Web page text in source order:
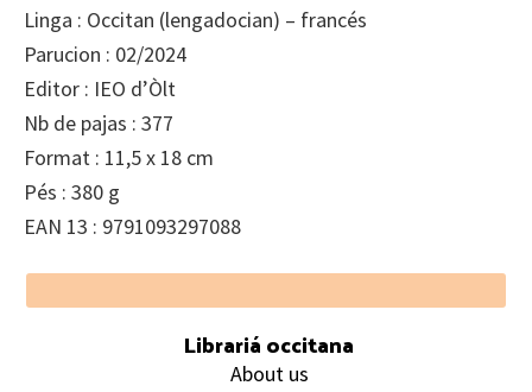
Linga : Occitan (lengadocian) – francés
Parucion : 02/2024
Editor : IEO d’Òlt
Nb de pajas : 377
Format : 11,5 x 18 cm
Pés : 380 g
EAN 13 : 9791093297088
Footer
Librariá occitana
About us